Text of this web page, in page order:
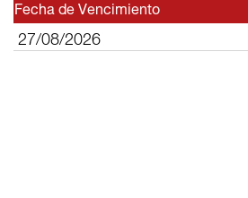
Fecha de Vencimiento
27/08/2026